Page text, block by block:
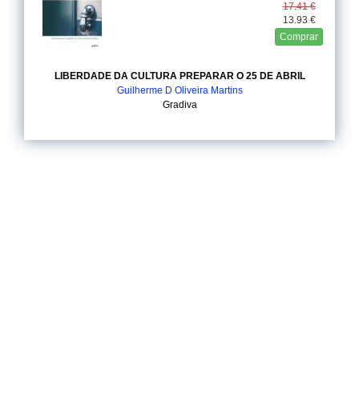
17.41 €
13.93 €
Comprar
LIBERDADE DA CULTURA PREPARAR O 25 DE ABRIL
Guilherme D Oliveira Martins
Gradiva